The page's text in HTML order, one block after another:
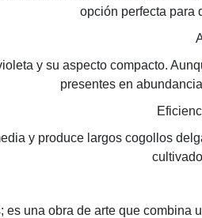
opción perfecta para
y su aspecto compacto.
presentes en
y produce largos cogollos
una obra de arte que